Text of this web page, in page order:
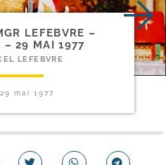
LEFEBVRE –
– 29 MAI 1977
LEFEBVRE
29 mai 1977